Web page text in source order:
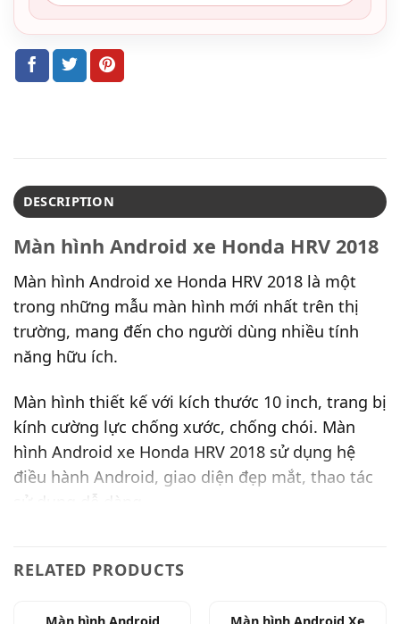
DESCRIPTION
Màn hình Android xe Honda HRV 2018
Màn hình Android xe Honda HRV 2018 là một
trong những mẫu màn hình mới nhất trên thị
trường, mang đến cho người dùng nhiều tính
năng hữu ích.
Màn hình thiết kế với kích thước 10 inch, trang bị
kính cường lực chống xước, chống chói. Màn
hình Android xe Honda HRV 2018 sử dụng hệ
điều hành Android, giao diện đẹp mắt, thao tác
sử dụng dễ dàng.
cho phép người dùng sử dụng các ứng dụng giải
RELATED PRODUCTS